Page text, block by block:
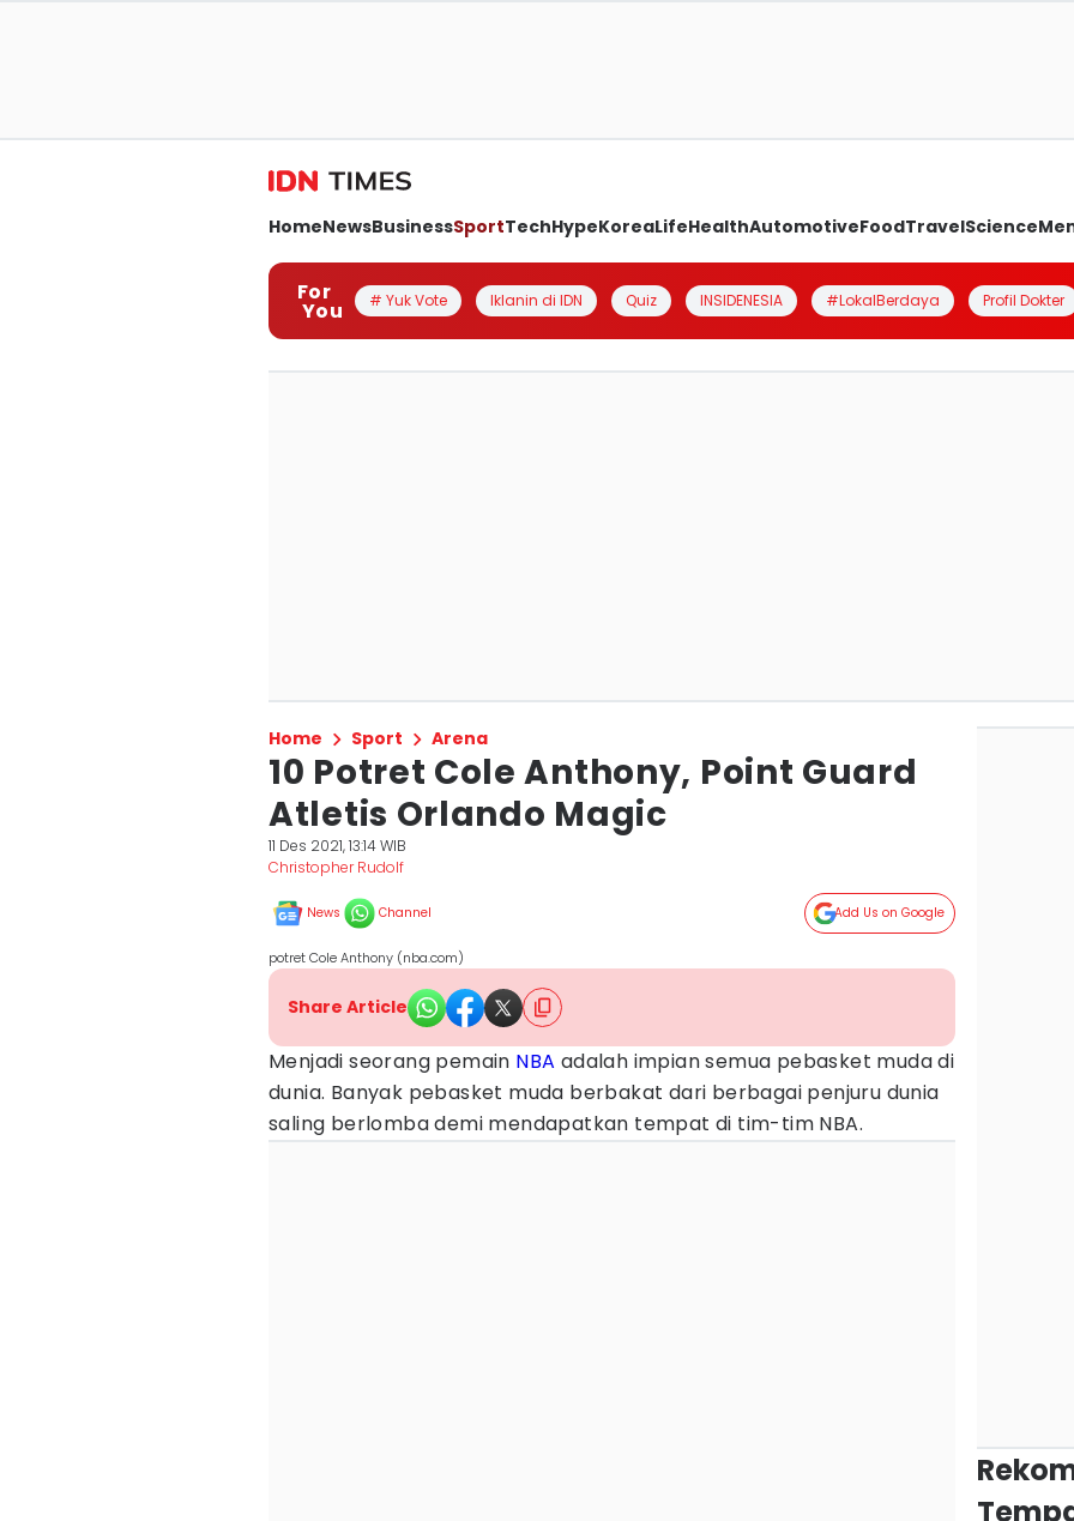
HomeNewsBusinessSportTechHypeKoreaLifeHealthAutomotiveFoodTravelScience
For
You # Yuk Vote Iklanin di IDN Quiz INSIDENESIA #LokalBerdaya Profil Dokter
Home Sport Arena
10 Potret Cole Anthony, Point Guard
Atletis Orlando Magic
11 Des 2021, 13:14 WIB
Christopher Rudolf
News Channel Add Us on Google
potret Cole Anthony (nba.com)
Share Article
Menjadi seorang pemain NBA adalah impian semua pebasket muda di
dunia. Banyak pebasket muda berbakat dari berbagai penjuru dunia
saling berlomba demi mendapatkan tempat di tim-tim NBA.